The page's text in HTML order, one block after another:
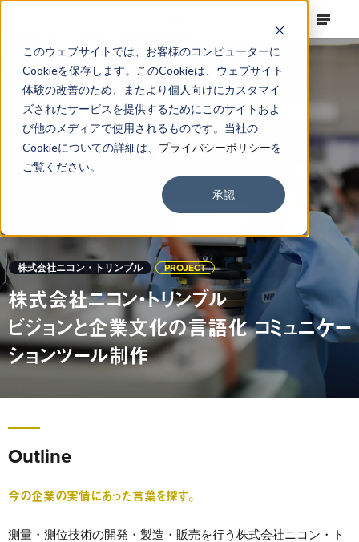
このウェブサイトでは、お客様のコンピューターに
Cookieを保存します。このCookieは、ウェブサイト
体験の改善のため、またより個人向けにカスタマイ
ズされたサービスを提供するためにこのサイトおよ
び他のメディアで使用されるものです。当社の
Cookieについての詳細は、 プライバシーポリシーを
ご覧ください。
承認
株式会社ニコン・トリンブル PROJECT
株式会社ニコン・トリンブル
ビジョンと企業文化の言語化 コミュニケー
ションツール制作
Outline
今の企業の実情にあった言葉を探す。
測量・測位技術の開発・製造・販売を行う株式会社ニコン・ト